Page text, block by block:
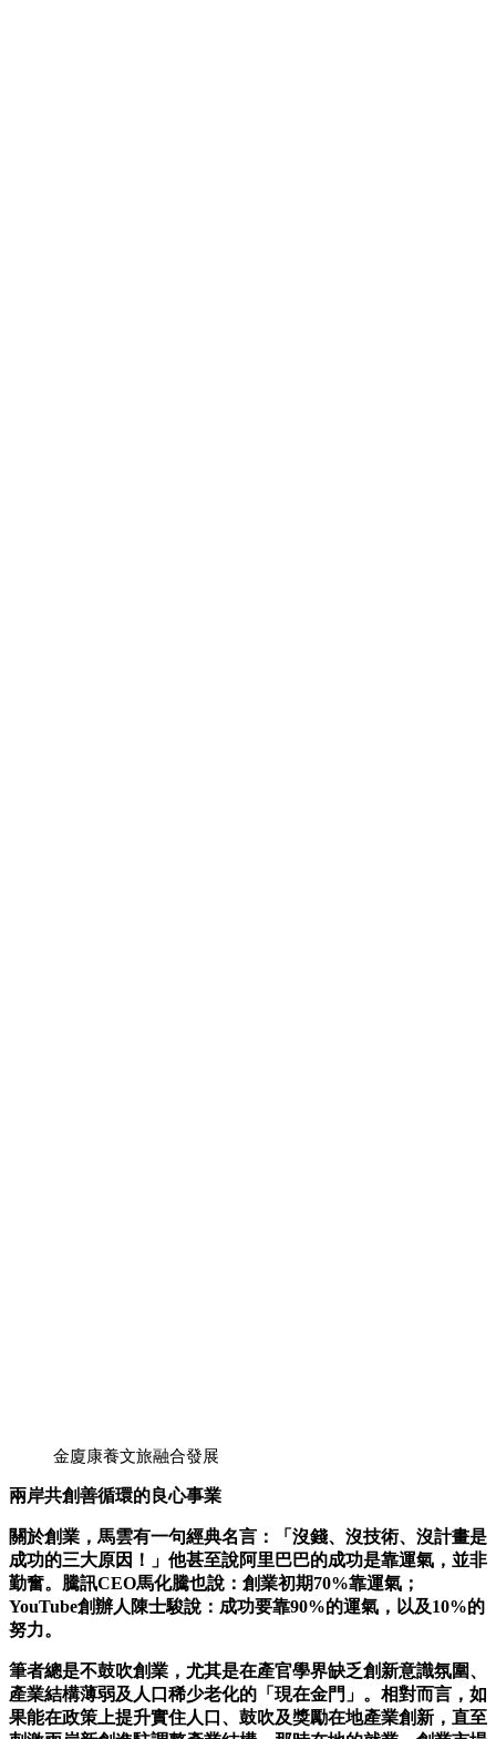
金廈康養文旅融合發展
兩岸共創善循環的良心事業
關於創業，馬雲有一句經典名言：「沒錢、沒技術、沒計畫是
成功的三大原因！」他甚至說阿里巴巴的成功是靠運氣，並非
勤奮。騰訊CEO馬化騰也說：創業初期70%靠運氣；
YouTube創辦人陳士駿說：成功要靠90%的運氣，以及10%的
努力。
筆者總是不鼓吹創業，尤其是在產官學界缺乏創新意識氛圍、
產業結構薄弱及人口稀少老化的「現在金門」。相對而言，如
果能在政策上提升實住人口、鼓吹及獎勵在地產業創新，直至